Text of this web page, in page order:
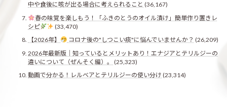
中や食後に咳が出る場合に考えられること (36,167)
春の味覚を楽しもう！「ふきのとうのオイル漬け」簡単作り置きレ
シピ
(33,470)
【2026年】
コロナ後の"しつこい痰"に悩んでいませんか？ (26,209)
2026年最新版｜知っているとメリットあり！エナジアとテリルジーの
違いについて（ぜんそく編）。
(25,323)
動画で分かる！レルベアとテリルジーの使い分け (23,314)